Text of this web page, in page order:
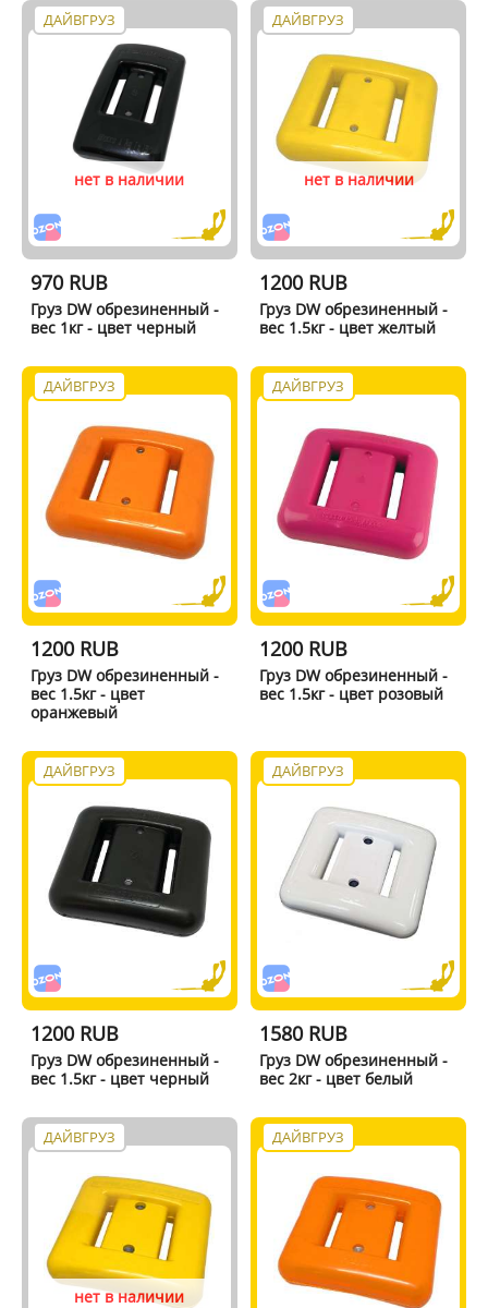
ДАЙВГРУЗ
нет в наличии
970 RUB
Груз DW обрезиненный -
вес 1кг - цвет черный
ДАЙВГРУЗ
нет в наличии
1200 RUB
Груз DW обрезиненный -
вес 1.5кг - цвет желтый
ДАЙВГРУЗ
1200 RUB
Груз DW обрезиненный -
вес 1.5кг - цвет
оранжевый
ДАЙВГРУЗ
1200 RUB
Груз DW обрезиненный -
вес 1.5кг - цвет розовый
ДАЙВГРУЗ
1200 RUB
Груз DW обрезиненный -
вес 1.5кг - цвет черный
ДАЙВГРУЗ
1580 RUB
Груз DW обрезиненный -
вес 2кг - цвет белый
ДАЙВГРУЗ
нет в наличии
ДАЙВГРУЗ